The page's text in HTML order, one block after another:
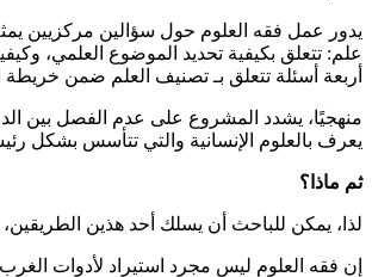
يدور عمل فقه العلوم حول سؤالين مركزيين
علم: تتعلق بكيفية تحديد الموضوع العلمي،
أربعة أسئلة تتعلق بـ تصنيف العلم ضمن خريطة
منهجيًا، يشدد المشروع على عدم الفصل بين
يعرف بالعلوم الإنسانية والتي تتأسس بشكل
ثم ماذا؟
لذا، يمكن للباحث أن يسلك أحد هذين الطريقين،
إن فقه العلوم ليس مجرد استيراد لأدوات